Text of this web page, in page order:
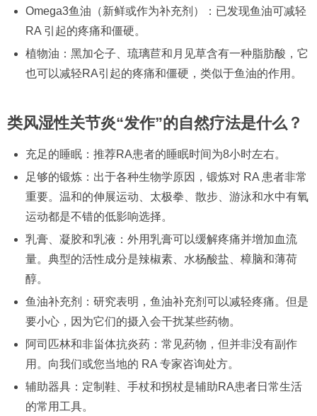
Omega3鱼油（新鲜或作为补充剂）：已发现鱼油可减轻
RA 引起的疼痛和僵硬。
植物油：黑加仑子、琉璃苣和月见草含有一种脂肪酸，它
也可以减轻RA引起的疼痛和僵硬，类似于鱼油的作用。
类风湿性关节炎“发作”的自然疗法是什么？
充足的睡眠：推荐RA患者的睡眠时间为8小时左右。
足够的锻炼：出于各种生物学原因，锻炼对 RA 患者非常
重要。温和的伸展运动、太极拳、散步、游泳和水中有氧
运动都是不错的低影响选择。
乳膏、凝胶和乳液：外用乳膏可以缓解疼痛并增加血流
量。典型的活性成分是辣椒素、水杨酸盐、樟脑和薄荷
醇。
鱼油补充剂：研究表明，鱼油补充剂可以减轻疼痛。但是
要小心，因为它们的摄入会干扰某些药物。
阿司匹林和非甾体抗炎药：常见药物，但并非没有副作
用。向我们或您当地的 RA 专家咨询处方。
辅助器具：定制鞋、手杖和拐杖是辅助RA患者日常生活
的常用工具。